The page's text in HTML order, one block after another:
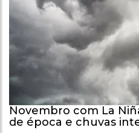
Novembro com La
de época e chuvas